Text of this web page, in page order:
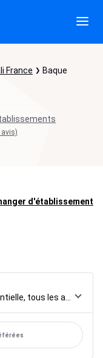
France Baque
avis)
d'établissement